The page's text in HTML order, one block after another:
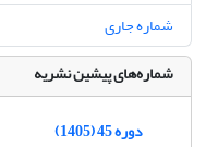
شماره جاری
شماره‌های پیشین نشریه
دوره 45 (1405)